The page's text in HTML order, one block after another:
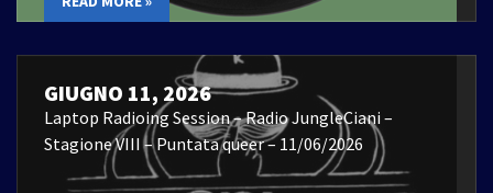
GIUGNO 11, 2026
Laptop Radioing Session – Radio JungleCiani –
Stagione VIII – Puntata queer – 11/06/2026